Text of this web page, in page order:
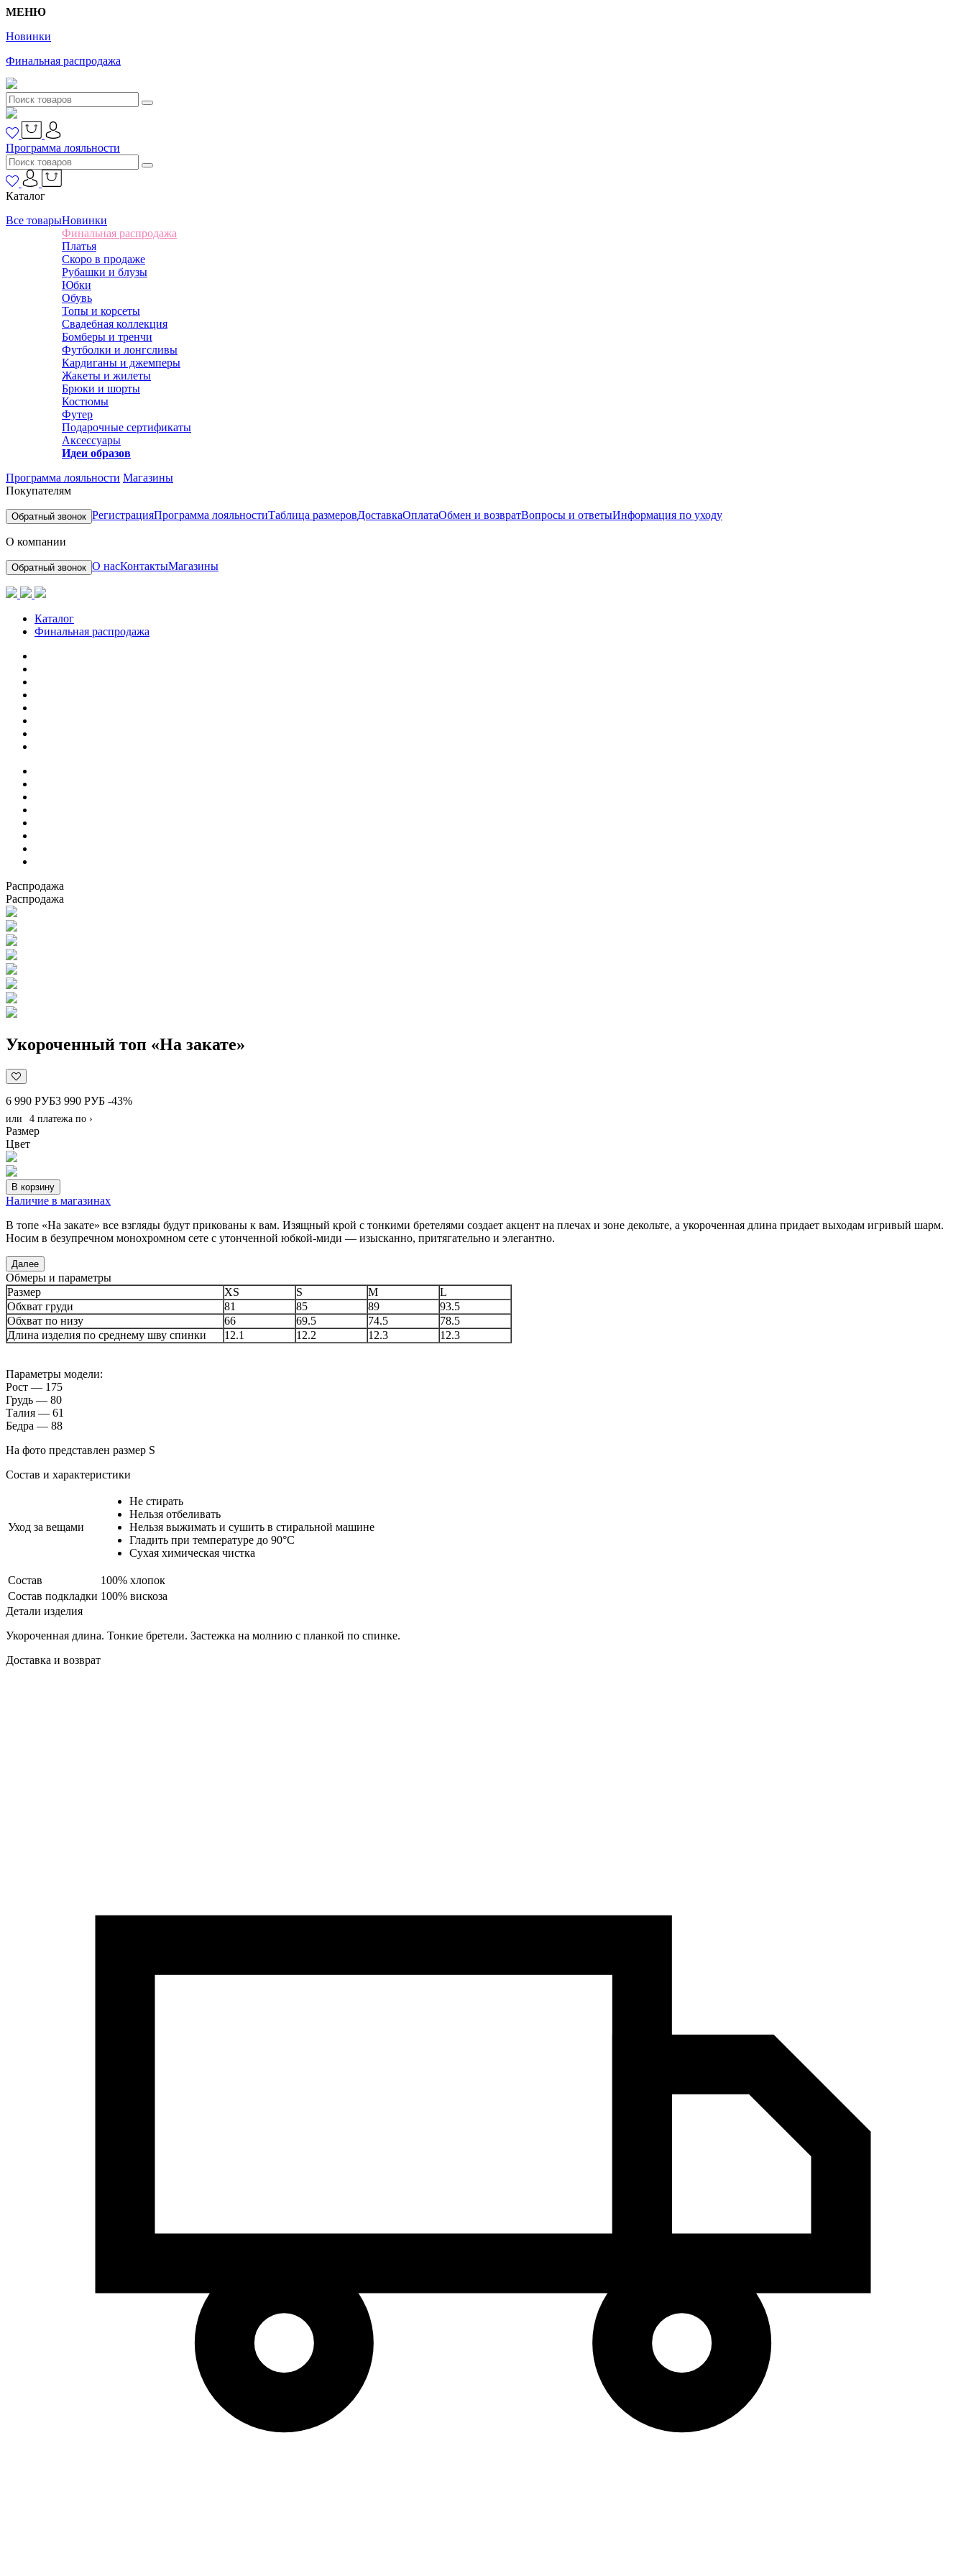
МЕНЮ
Новинки
Финальная распродажа
Программа лояльности
Каталог
Все товарыНовинки
Финальная распродажа
Платья
Скоро в продаже
Рубашки и блузы
Юбки
Обувь
Топы и корсеты
Свадебная коллекция
Бомберы и тренчи
Футболки и лонгсливы
Кардиганы и джемперы
Жакеты и жилеты
Брюки и шорты
Костюмы
Футер
Подарочные сертификаты
Аксессуары
Идеи образов
Программа лояльности Магазины
Покупателям
Обратный звонок РегистрацияПрограмма лояльностиТаблица размеровДоставкаОплатаОбмен и возвратВопросы и ответыИнформация по уходу
О компании
Обратный звонок О насКонтактыМагазины
Каталог
Финальная распродажа
Распродажа
Распродажа
Укороченный топ «На закате»
6 990 РУБ3 990 РУБ -43%
или 4 платежа по ›
Размер
Цвет
В корзину
Наличие в магазинах
В топе «На закате» все взгляды будут прикованы к вам. Изящный крой с тонкими бретелями создает акцент на плечах и зоне декольте, а укороченная длина придает выходам игривый шарм.
Носим в безупречном монохромном сете с утонченной юбкой-миди — изысканно, притягательно и элегантно.
Далее
Обмеры и параметры
Размер
XS S M
L
Обхват груди
81 85 89
93.5
Обхват по низу
66 69.5 74.5
78.5
Длина изделия по среднему шву спинки
12.1 12.2 12.3 12.3
Параметры модели:
Рост — 175
Грудь — 80
Талия — 61
Бедра — 88
На фото представлен размер S
Состав и характеристики
Уход за вещами
Не стирать
Нельзя отбеливать
Нельзя выжимать и сушить в стиральной машине
Гладить при температуре до 90°С
Сухая химическая чистка
Состав
100% хлопок
Cостав подкладки 100% вискоза
Детали изделия
Укороченная длина. Тонкие бретели. Застежка на молнию с планкой по спинке.
Доставка и возврат